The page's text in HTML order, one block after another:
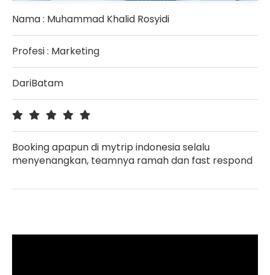
Nama : Muhammad Khalid Rosyidi
Profesi : Marketing
DariBatam
Booking apapun di mytrip indonesia selalu
menyenangkan, teamnya ramah dan fast respond